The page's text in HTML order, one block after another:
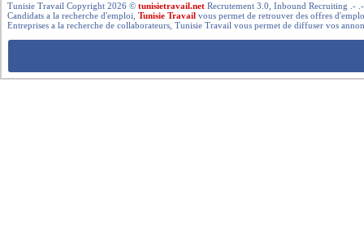
Tunisie Travail Copyright 2026 ©tunisietravail.net Recrutement 3.0, Inbound Recruiting .-
Candidats a la recherche d'emploi,Tunisie Travail vous permet de retrouver des offres
Entreprises a la recherche de collaborateurs, Tunisie Travail vous permet de diffuser vos